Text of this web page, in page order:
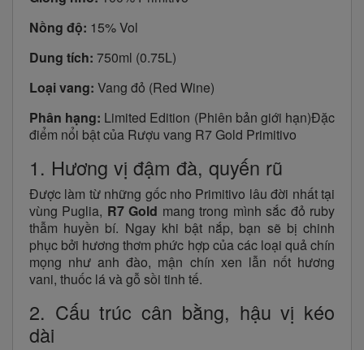
Nồng độ: 15% Vol
Dung tích: 750ml (0.75L)
Loại vang: Vang đỏ (Red Wine)
Phân hạng: Limited Edition (Phiên bản giới hạn)Đặc
điểm nổi bật của Rượu vang R7 Gold Primitivo
1. Hương vị đậm đà, quyến rũ
Được làm từ những gốc nho Primitivo lâu đời nhất tại
vùng Puglia, R7 Gold mang trong mình sắc đỏ ruby
thẫm huyền bí. Ngay khi bật nắp, bạn sẽ bị chinh
phục bởi hương thơm phức hợp của các loại quả chín
mọng như anh đào, mận chín xen lẫn nốt hương
vani, thuốc lá và gỗ sồi tinh tế.
2. Cấu trúc cân bằng, hậu vị kéo
dài